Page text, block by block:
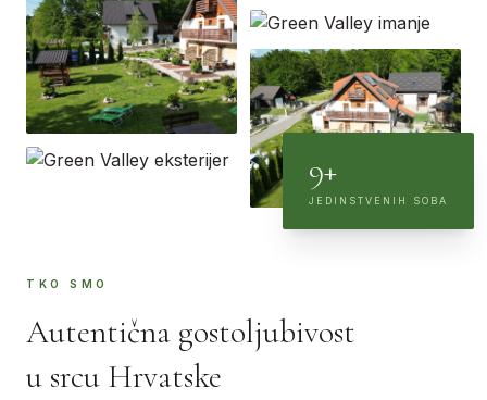
9+
JEDINSTVENIH SOBA
TKO SMO
Autentična gostoljubivost
u srcu Hrvatske